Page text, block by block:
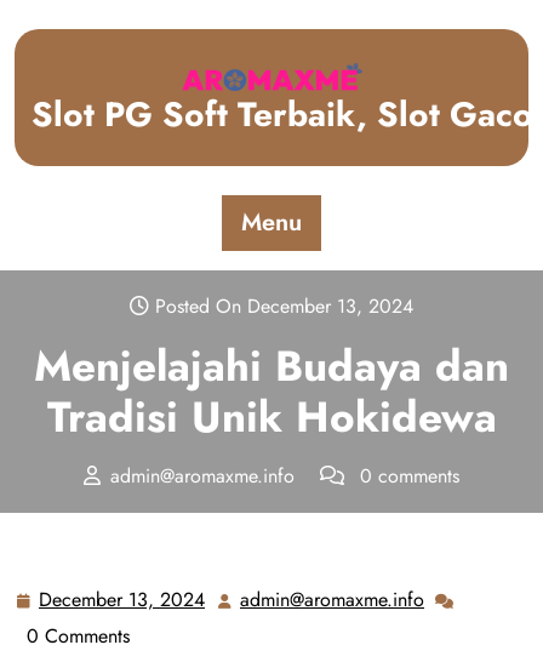
Slot PG Soft Terbaik, Slot
Menu
Posted On December 13, 2024
Menjelajahi Budaya dan
Tradisi Unik Hokidewa
admin@aromaxme.info 0 comments
December 13, 2024 December
admin@aromaxme.info
0 Comments